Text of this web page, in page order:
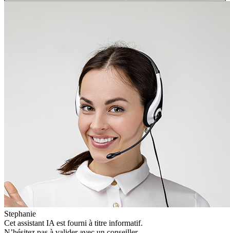
Stephanie
Cet assistant IA est fourni à titre informatif.